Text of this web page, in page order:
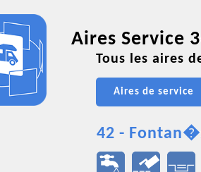
Aires Service
Tous les aires
Aires de service
42 -